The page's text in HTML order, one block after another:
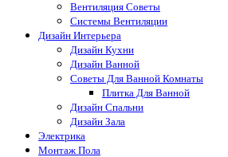
Вентиляция Советы
Системы Вентиляции
Дизайн Интерьера
Дизайн Кухни
Дизайн Ванной
Советы Для Ванной Комнаты
Плитка Для Ванной
Дизайн Спальни
Дизайн Зала
Электрика
Монтаж Пола